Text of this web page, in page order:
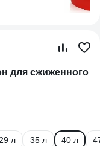
для сжиженного
29 л 35 л 40 л